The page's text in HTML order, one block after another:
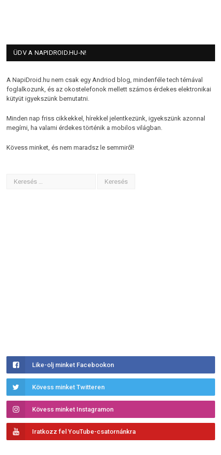
ÜDV A NAPIDROID.HU-N!
A NapiDroid.hu nem csak egy Andriod blog, mindenféle tech témával
foglalkozunk, és az okostelefonok mellett számos érdekes elektronikai
kütyüt igyekszünk bemutatni.
Minden nap friss cikkekkel, hírekkel jelentkezünk, igyekszünk azonnal
megírni, ha valami érdekes történik a mobilos világban.
Kövess minket, és nem maradsz le semmiről!
Like-olj minket Facebookon
Kövess minket Twitteren
Kövess minket Instagramon
Iratkozz fel YouTube-csatornánkra